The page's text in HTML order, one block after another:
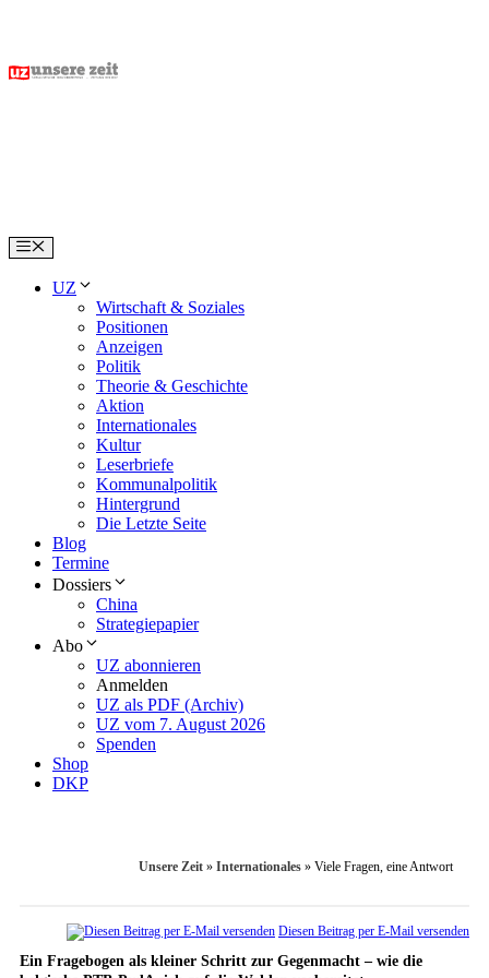
content
Menu
UZ
Wirtschaft & Soziales
Positionen
Anzeigen
Politik
Theorie & Geschichte
Aktion
Internationales
Kultur
Leserbriefe
Kommunalpolitik
Hintergrund
Die Letzte Seite
Blog
Termine
Dossiers
China
Strategiepapier
Abo
UZ abonnieren
Anmelden
UZ als PDF (Archiv)
UZ vom 7. August 2026
Spenden
Shop
DKP
Unsere Zeit » Internationales » Viele Fragen, eine Antwort
Diesen Beitrag per E-Mail versenden
Ein Fragebogen als kleiner Schritt zur Gegenmacht – wie die